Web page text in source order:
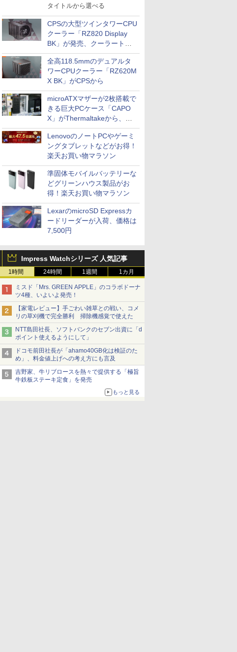
タイトルから選べる
CPSの大型ツインタワーCPU
クーラー「RZ820 Display
BK」が発売、クーラートッ
プに5インチ液晶搭載
全高118.5mmのデュアルタ
ワーCPUクーラー「RZ620M
X BK」がCPSから
microATXマザーが2枚搭載で
きる巨大PCケース「CAPO
X」がThermaltakeから、カ
ラーは2色
LenovoのノートPCやゲーミ
ングタブレットなどがお得！
楽天お買い物マラソン
準固体モバイルバッテリーな
どグリーンハウス製品がお
得！楽天お買い物マラソン
LexarのmicroSD Expressカ
ードリーダーが入荷、価格は
7,500円
Impress Watchシリーズ 人気記事
1時間 24時間 1週間 1カ月
ミスド「Mrs. GREEN APPLE」のコラボドーナ
ツ4種、いよいよ発売！
【家電レビュー】手ごわい雑草との戦い、コメ
リの草刈機で完全勝利 掃除機感覚で使えた
NTT島田社長、ソフトバンクのセブン出資に「d
ポイント使えるようにして」
ドコモ前田社長が「ahamo40GB化は検証のた
め」、料金値上げへの考え方にも言及
吉野家、牛リブロースを熱々で提供する「極旨
牛鉄板ステーキ定食」を発売
もっと見る